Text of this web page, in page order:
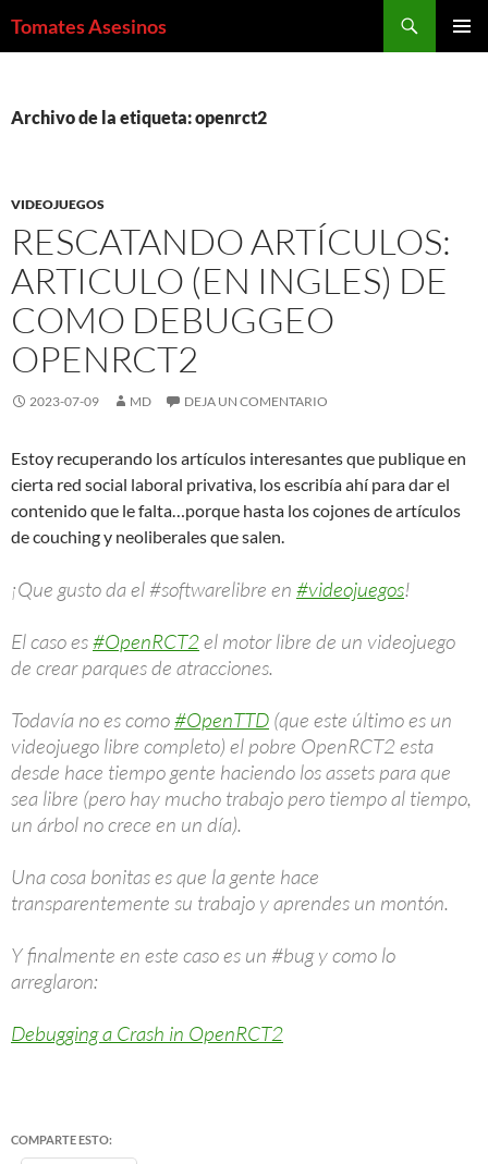
Tomates Asesinos
Archivo de la etiqueta: openrct2
VIDEOJUEGOS
RESCATANDO ARTÍCULOS:
ARTICULO (EN INGLES) DE
COMO DEBUGGEO
OPENRCT2
2023-07-09 MD DEJA UN COMENTARIO
Estoy recuperando los artículos interesantes que publique en
cierta red social laboral privativa, los escribía ahí para dar el
contenido que le falta…porque hasta los cojones de artículos
de couching y neoliberales que salen.
¡Que gusto da el #softwarelibre en #videojuegos!
El caso es#OpenRCT2el motor libre de un videojuego
de crear parques de atracciones.
Todavía no es como#OpenTTD (que este último es un
videojuego libre completo) el pobre OpenRCT2 esta
desde hace tiempo gente haciendo los assets para que
sea libre (pero hay mucho trabajo pero tiempo al tiempo,
un árbol no crece en un día).
Una cosa bonitas es que la gente hace
transparentemente su trabajo y aprendes un montón.
Y finalmente en este caso es un #bug y como lo
arreglaron:
Debugging a Crash in OpenRCT2
COMPARTE ESTO: